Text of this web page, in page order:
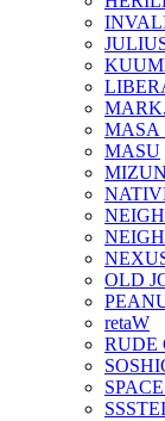
MASA
MASU
OLD
retaW
RUDE